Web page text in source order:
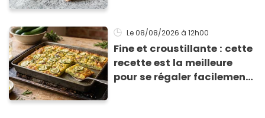
Le 08/08/2026 à 12h00
Fine et croustillante : cette
recette est la meilleure
pour se régaler facilement